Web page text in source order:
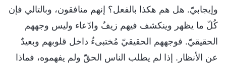
وإيجابيّ. هل هم هكذا بالفعل؟ إنهم منافقون، وبالتالي فإن
كُلّ ما يظهر وينكشف فيهم زيفٌ وادّعاء وليس وجههم
الحقيقيّ. فوجههم الحقيقيّ مُختبىءٌ داخل قلوبهم وبعيدٌ
عن الأنظار. إذا لم يطلب الناس الحقّ ولم يفهموه، فماذا